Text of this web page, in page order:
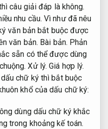
câu giải đáp là không.
nhu cầu. Vì như đã nêu
văn bản bắt buộc được
văn bản. Bài bản. Phản
sẵn có thể được dùng
Xử lý. Giá hợp lý.
chữ ký thì bắt buộc
khổ của dấu chữ ký:
dùng dấu chữ ký khắc
trong khoảng kế toán.